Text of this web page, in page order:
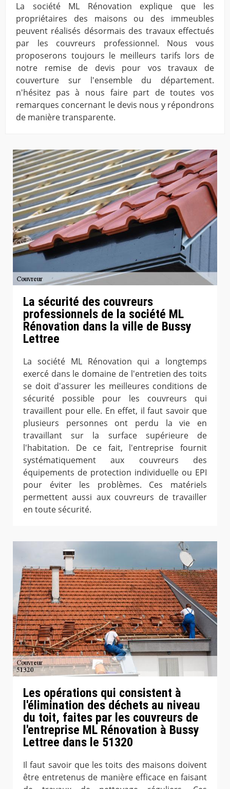
La société ML Rénovation explique que les
propriétaires des maisons ou des immeubles
peuvent réalisés désormais des travaux effectués
par les couvreurs professionnel. Nous vous
proposerons toujours le meilleurs tarifs lors de
notre remise de devis pour vos travaux de
couverture sur l'ensemble du département.
n'hésitez pas à nous faire part de toutes vos
remarques concernant le devis nous y répondrons
de manière transparente.
La sécurité des couvreurs
professionnels de la société ML
Rénovation dans la ville de Bussy
Lettree
La société ML Rénovation qui a longtemps
exercé dans le domaine de l'entretien des toits
se doit d'assurer les meilleures conditions de
sécurité possible pour les couvreurs qui
travaillent pour elle. En effet, il faut savoir que
plusieurs personnes ont perdu la vie en
travaillant sur la surface supérieure de
l'habitation. De ce fait, l'entreprise fournit
systématiquement aux couvreurs des
équipements de protection individuelle ou EPI
pour éviter les problèmes. Ces matériels
permettent aussi aux couvreurs de travailler
en toute sécurité.
Les opérations qui consistent à
l'élimination des déchets au niveau
du toit, faites par les couvreurs de
l'entreprise ML Rénovation à Bussy
Lettree dans le 51320
Il faut savoir que les toits des maisons doivent
être entretenus de manière efficace en faisant